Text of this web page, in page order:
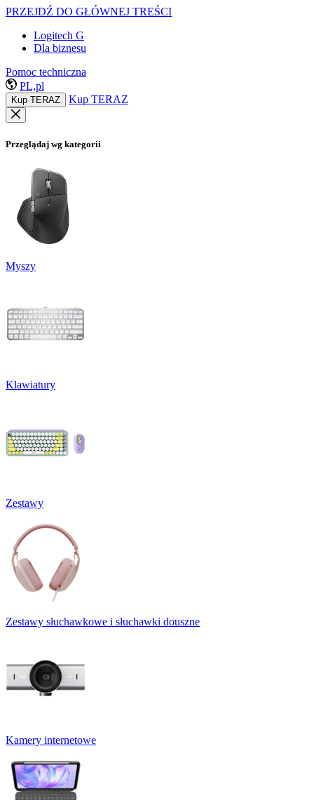
PRZEJDŹ DO GŁÓWNEJ TREŚCI
Logitech G
Dla biznesu
Pomoc techniczna
PL,pl
Kup TERAZ Kup TERAZ
Przeglądaj wg kategorii
Myszy
Klawiatury
Zestawy
Zestawy słuchawkowe i słuchawki douszne
Kamery internetowe